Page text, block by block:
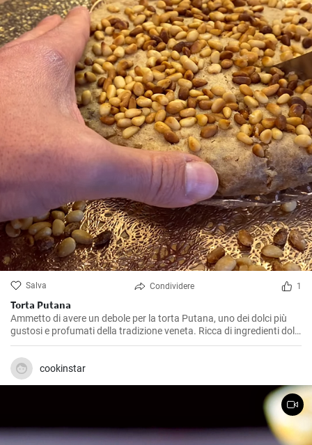
Salva Condividere 1
Torta Putana
Ammetto di avere un debole per la torta Putana, uno dei dolci più
gustosi e profumati della tradizione veneta. Ricca di ingredienti dolci
e speziati, delizia il palato con la sua sapidità e con la sua
consistenza morbida e compatta. Ho imparato a fare la torta
Putana dalla mia nonna, una donna che metteva il cuore in ogni
piatto che preparava. La ricetta che condivido con voi è proprio
quella che lei mi ha insegnato, spero che vi piaccia tanto quanto
cookinstar